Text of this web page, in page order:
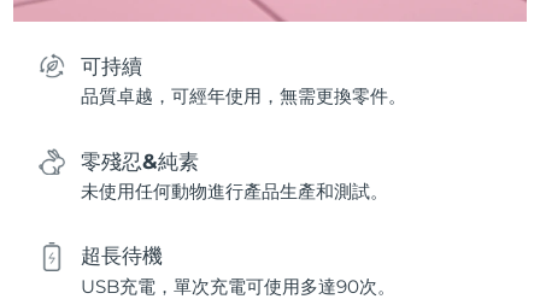
可持續
品質卓越，可經年使用，無需更換零件。
零殘忍&純素
未使用任何動物進行產品生產和測試。
超長待機
USB充電，單次充電可使用多達90次。